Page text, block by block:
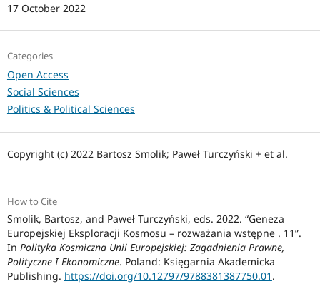
17 October 2022
Categories
Open Access
Social Sciences
Politics & Political Sciences
Copyright (c) 2022 Bartosz Smolik; Paweł Turczyński + et al.
How to Cite
Smolik, Bartosz, and Paweł Turczyński, eds. 2022. “Geneza
Europejskiej Eksploracji Kosmosu – rozważania wstępne . 11”.
In Polityka Kosmiczna Unii Europejskiej: Zagadnienia Prawne,
Polityczne I Ekonomiczne. Poland: Księgarnia Akademicka
Publishing. https://doi.org/10.12797/9788381387750.01 .